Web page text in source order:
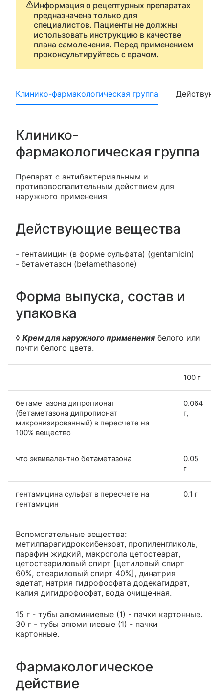
Информация о рецептурных препаратах
предназначена только для
специалистов. Пациенты не должны
использовать инструкцию в качестве
плана самолечения. Перед применением
проконсультируйтесь с врачом.
Клинико-фармакологическая группа
Клинико-
фармакологическая группа
Препарат с антибактериальным и
противовоспалительным действием для
наружного применения
Действующие вещества
- гентамицин (в форме сульфата) (gentamicin)
- бетаметазон (betamethasone)
Форма выпуска, состав и
упаковка
◊ Крем для наружного применения белого или
почти белого цвета.
100 г
бетаметазона дипропионат
(бетаметазона дипропионат
микронизированный) в пересчете на
100% вещество
0.064
г,
что эквивалентно бетаметазона
0.05
г
гентамицина сульфат в пересчете на
гентамицин
0.1 г
Вспомогательные вещества:
метилпарагидроксибензоат, пропиленгликоль,
парафин жидкий, макрогола цетостеарат,
цетостеариловый спирт [цетиловый спирт
60%, стеариловый спирт 40%], динатрия
эдетат, натрия гидрофосфата додекагидрат,
калия дигидрофосфат, вода очищенная.
15 г - тубы алюминиевые (1) - пачки картонные.
30 г - тубы алюминиевые (1) - пачки
картонные.
Фармакологическое
действие